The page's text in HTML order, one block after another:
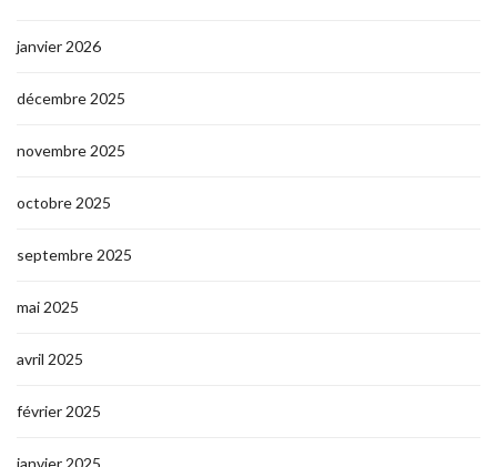
janvier 2026
décembre 2025
novembre 2025
octobre 2025
septembre 2025
mai 2025
avril 2025
février 2025
janvier 2025